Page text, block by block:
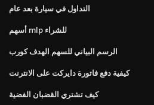
التداول في سيارة بعد عام
أسهم mlp للشراء
الرسم البياني للسهم الهدف كورب
كيفية دفع فاتورة دايركت على الانترنت
كيف تشتري القضبان الفضية